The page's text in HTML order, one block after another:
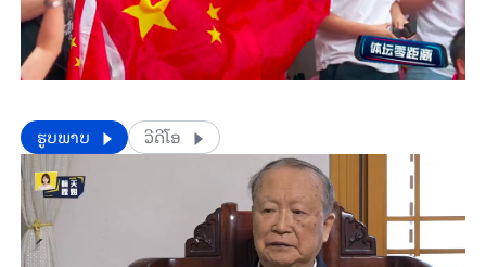
​​ຮູບພາບ ວີດີໂອ